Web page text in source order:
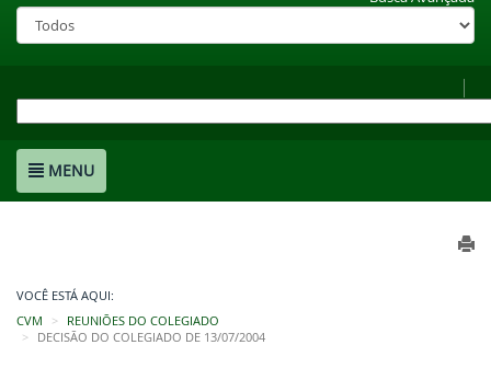
MENU
VOCÊ ESTÁ AQUI:
CVM
REUNIÕES DO COLEGIADO
DECISÃO DO COLEGIADO DE 13/07/2004